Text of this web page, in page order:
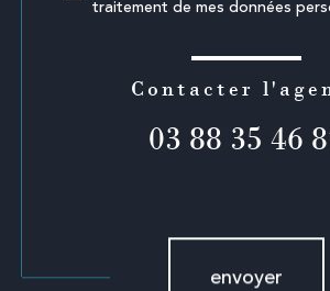
traitement de mes données
Contacter
03 88 35 46
envoyer